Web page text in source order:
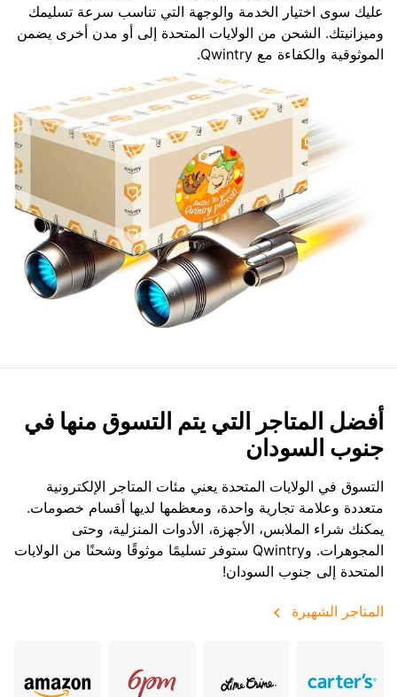
عليك سوى اختيار الخدمة والوجهة التي تناسب سرعة تسليمك
وميزانيتك. الشحن من الولايات المتحدة إلى أو مدن أخرى يضمن
الموثوقية والكفاءة مع Qwintry.
أفضل المتاجر التي يتم التسوق منها في
جنوب السودان
التسوق في الولايات المتحدة يعني مئات المتاجر الإلكترونية
متعددة وعلامة تجارية واحدة، ومعظمها لديها أقسام خصومات.
يمكنك شراء الملابس، الأجهزة، الأدوات المنزلية، وحتى
المجوهرات. وQwintry ستوفر تسليمًا موثوقًا وشحنًا من الولايات
المتحدة إلى جنوب السودان!
المتاجر الشهيرة